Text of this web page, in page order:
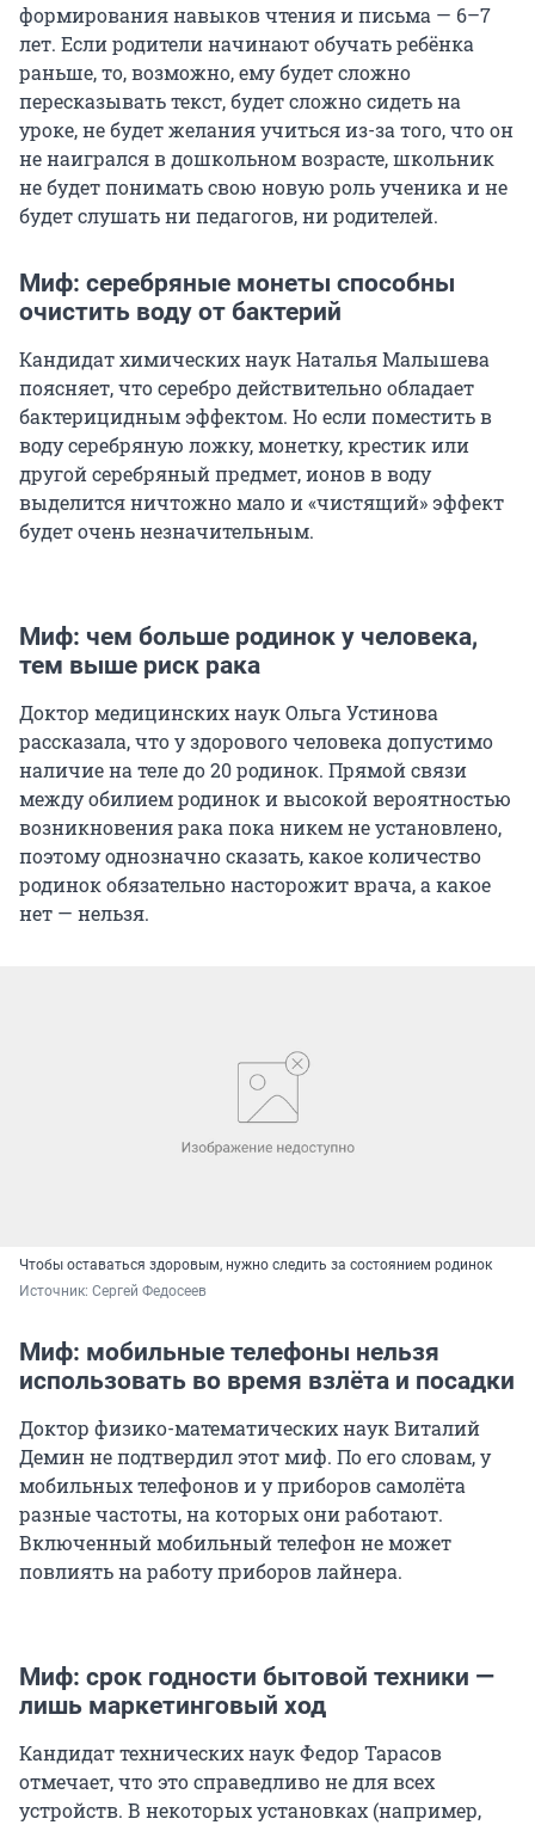
формирования навыков чтения и письма — 6–7
лет. Если родители начинают обучать ребёнка
раньше, то, возможно, ему будет сложно
пересказывать текст, будет сложно сидеть на
уроке, не будет желания учиться из-за того, что он
не наигрался в дошкольном возрасте, школьник
не будет понимать свою новую роль ученика и не
будет слушать ни педагогов, ни родителей.
Миф: серебряные монеты способны
очистить воду от бактерий
Кандидат химических наук Наталья Малышева
поясняет, что серебро действительно обладает
бактерицидным эффектом. Но если поместить в
воду серебряную ложку, монетку, крестик или
другой серебряный предмет, ионов в воду
выделится ничтожно мало и «чистящий» эффект
будет очень незначительным.
Миф: чем больше родинок у человека,
тем выше риск рака
Доктор медицинских наук Ольга Устинова
рассказала, что у здорового человека допустимо
наличие на теле до 20 родинок. Прямой связи
между обилием родинок и высокой вероятностью
возникновения рака пока никем не установлено,
поэтому однозначно сказать, какое количество
родинок обязательно насторожит врача, а какое
нет — нельзя.
Чтобы оставаться здоровым, нужно следить за состоянием родинок
Источник: Сергей Федосеев
Миф: мобильные телефоны нельзя
использовать во время взлёта и посадки
Доктор физико-математических наук Виталий
Демин не подтвердил этот миф. По его словам, у
мобильных телефонов и у приборов самолёта
разные частоты, на которых они работают.
Включенный мобильный телефон не может
повлиять на работу приборов лайнера.
Миф: срок годности бытовой техники —
лишь маркетинговый ход
Кандидат технических наук Федор Тарасов
отмечает, что это справедливо не для всех
устройств. В некоторых установках (например,